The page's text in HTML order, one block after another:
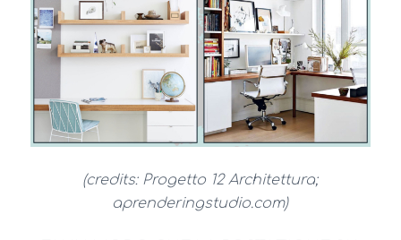
(credits: Progetto 12 Architettura;
aprenderingstudio.com)